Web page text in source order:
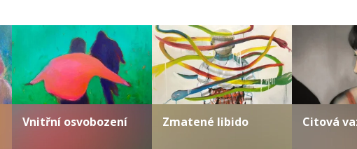
Vnitřní osvobození Zmatené libido Citová